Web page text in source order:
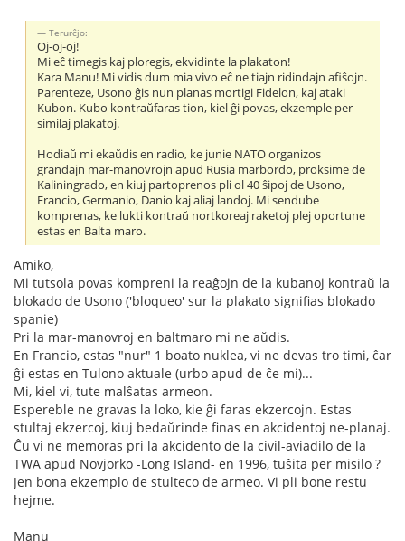
Terurĉjo:
Oj-oj-oj!
Mi eĉ timegis kaj ploregis, ekvidinte la plakaton!
Kara Manu! Mi vidis dum mia vivo eĉ ne tiajn ridindajn afiŝojn.
Parenteze, Usono ĝis nun planas mortigi Fidelon, kaj ataki
Kubon. Kubo kontraŭfaras tion, kiel ĝi povas, ekzemple per
similaj plakatoj.
Hodiaŭ mi ekaŭdis en radio, ke junie NATO organizos
grandajn mar-manovrojn apud Rusia marbordo, proksime de
Kaliningrado, en kiuj partoprenos pli ol 40 ŝipoj de Usono,
Francio, Germanio, Danio kaj aliaj landoj. Mi sendube
komprenas, ke lukti kontraŭ nortkoreaj raketoj plej oportune
estas en Balta maro.
Amiko,
Mi tutsola povas kompreni la reaĝojn de la kubanoj kontraŭ la
blokado de Usono ('bloqueo' sur la plakato signifias blokado
spanie)
Pri la mar-manovroj en baltmaro mi ne aŭdis.
En Francio, estas "nur" 1 boato nuklea, vi ne devas tro timi, ĉar
ĝi estas en Tulono aktuale (urbo apud de ĉe mi)...
Mi, kiel vi, tute malŝatas armeon.
Espereble ne gravas la loko, kie ĝi faras ekzercojn. Estas
stultaj ekzercoj, kiuj bedaŭrinde finas en akcidentoj ne-planaj.
Ĉu vi ne memoras pri la akcidento de la civil-aviadilo de la
TWA apud Novjorko -Long Island- en 1996, tuŝita per misilo ?
Jen bona ekzemplo de stulteco de armeo. Vi pli bone restu
hejme.
Manu